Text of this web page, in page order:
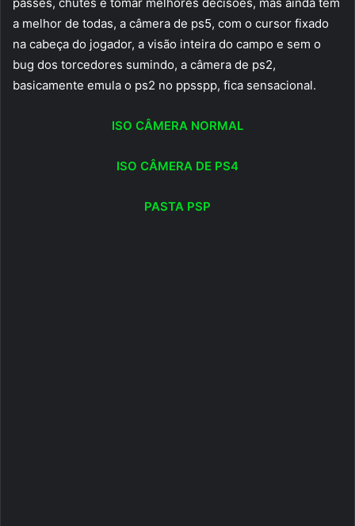
a melhor de todas, a câmera de ps5, com o cursor fixado
na cabeça do jogador, a visão inteira do campo e sem o
bug dos torcedores sumindo, a câmera de ps2,
basicamente emula o ps2 no ppsspp, fica sensacional.
ISO CÂMERA NORMAL
ISO CÂMERA DE PS4
PASTA PSP